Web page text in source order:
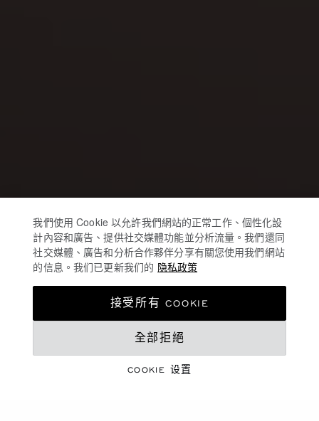
我們使用 Cookie 以允許我們網站的正常工作、個性化設
計內容和廣告、提供社交媒體功能並分析流量。我們還同
社交媒體、廣告和分析合作夥伴分享有關您使用我們網站
的信息。我们已更新我们的 隐私政策
COOKIE 设置
全部拒絕
接受所有 COOKIE